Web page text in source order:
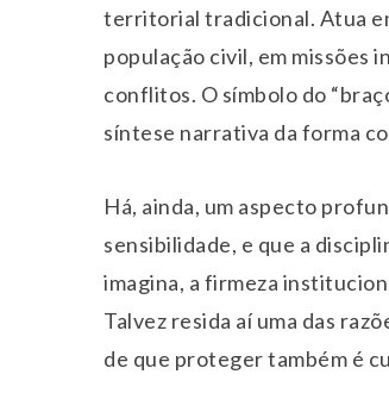
territorial tradicional. Atua
população civil, em missões
conflitos. O símbolo do
síntese narrativa da forma
Há, ainda, um aspecto
sensibilidade, e que a
imagina, a firmeza
Talvez resida aí uma das
de que proteger também é